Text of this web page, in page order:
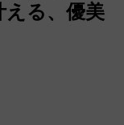
える、優美